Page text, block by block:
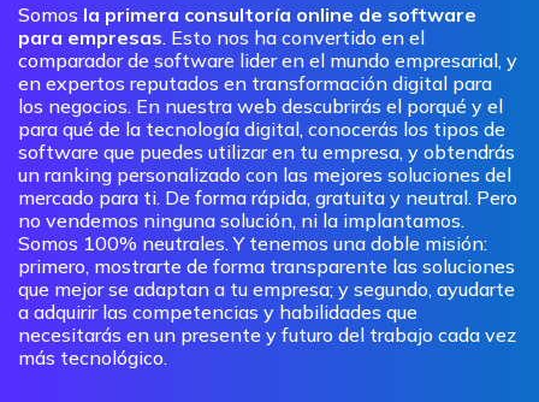
Somos la primera consultoría online de software
para empresas. Esto nos ha convertido en el
comparador de software lider en el mundo empresarial, y
en expertos reputados en transformación digital para
los negocios. En nuestra web descubrirás el porqué y el
para qué de la tecnología digital, conocerás los tipos de
software que puedes utilizar en tu empresa, y obtendrás
un ranking personalizado con las mejores soluciones del
mercado para ti. De forma rápida, gratuita y neutral. Pero
no vendemos ninguna solución, ni la implantamos.
Somos 100% neutrales. Y tenemos una doble misión:
primero, mostrarte de forma transparente las soluciones
que mejor se adaptan a tu empresa; y segundo, ayudarte
a adquirir las competencias y habilidades que
necesitarás en un presente y futuro del trabajo cada vez
más tecnológico.